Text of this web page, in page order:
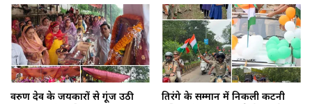
वरुण देव के जयकारों से गूंज उठी
तिरंगे के सम्मान में निकली कटनी